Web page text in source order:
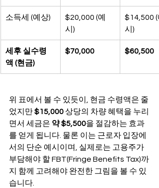
소득세 (예상)
$20,000 (예
시)
$14,500 (
시)
세후 실수령
액 (현금)
$70,000 $60,500
위 표에서 볼 수 있듯이, 현금 수령액은 줄
었지만 $15,000 상당의 차량 혜택을 누리
면서 세금은 약 $5,500을 절감하는 효과
를 얻게 됩니다. 물론 이는 근로자 입장에
서의 단순 예시이며, 실제로는 고용주가
부담해야 할 FBT(Fringe Benefits Tax)까
지 함께 고려해야 완전한 그림을 볼 수 있
습니다.